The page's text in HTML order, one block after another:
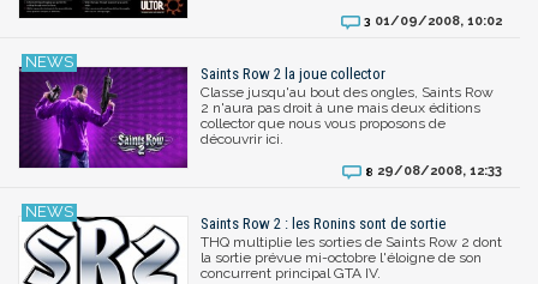
3 01/09/2008, 10:02
Saints Row 2 la joue collector
Classe jusqu'au bout des ongles, Saints Row
2 n'aura pas droit à une mais deux éditions
collector que nous vous proposons de
découvrir ici.
8 29/08/2008, 12:33
Saints Row 2 : les Ronins sont de sortie
THQ multiplie les sorties de Saints Row 2 dont
la sortie prévue mi-octobre l'éloigne de son
concurrent principal GTA IV.